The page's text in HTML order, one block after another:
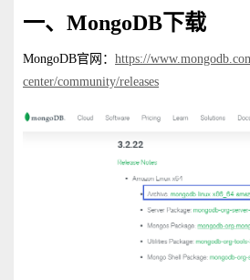
一、MongoDB下载
MongoDB官网： https://
center/community/releases